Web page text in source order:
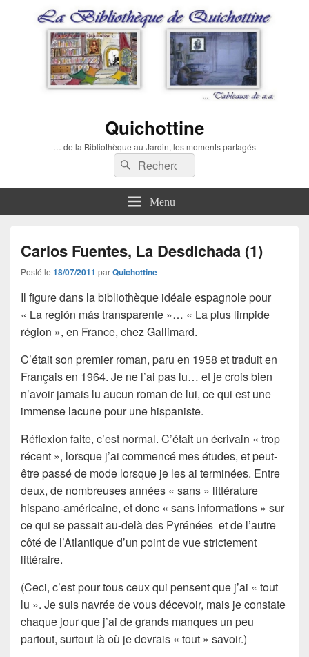
Quichottine
… de la Bibliothèque au Jardin, les moments partagés
Recherche :
Rechercher
Menu
Carlos Fuentes, La Desdichada (1)
Posté le 18/07/2011 parQuichottine
Il figure dans la bibliothèque idéale espagnole pour
« La región más transparente »… « La plus limpide
région », en France, chez Gallimard.
C’était son premier roman, paru en 1958 et traduit en
Français en 1964. Je ne l’ai pas lu… et je crois bien
n’avoir jamais lu aucun roman de lui, ce qui est une
immense lacune pour une hispaniste.
Réflexion faite, c’est normal. C’était un écrivain « trop
récent », lorsque j’ai commencé mes études, et peut-
être passé de mode lorsque je les ai terminées. Entre
deux, de nombreuses années « sans » littérature
hispano-américaine, et donc « sans informations » sur
ce qui se passait au-delà des Pyrénées et de l’autre
côté de l’Atlantique d’un point de vue strictement
littéraire.
(Ceci, c’est pour tous ceux qui pensent que j’ai « tout
lu ». Je suis navrée de vous décevoir, mais je constate
chaque jour que j’ai de grands manques un peu
partout, surtout là où je devrais « tout » savoir.)